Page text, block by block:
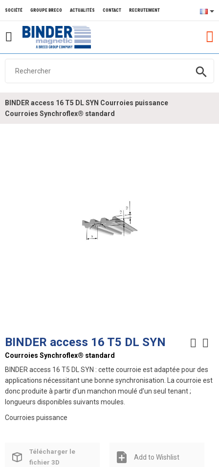
search
SOCIÉTÉ GROUPE BRECO ACTUALITÉS CONTACT RECRUTEMENT
BINDER access 16 T5 DL SYN Courroies puissance
Courroies Synchroflex® standard
BINDER access 16 T5 DL SYN
Courroies Synchroflex® standard
BINDER access 16 T5 DL SYN : cette courroie est adaptée pour des
applications nécessitant une bonne synchronisation. La courroie est
donc produite à partir d’un manchon moulé d’un seul tenant ;
longueurs disponibles suivants moules.
Courroies puissance
Télécharger le
fichier 3D
Add to Wishlist